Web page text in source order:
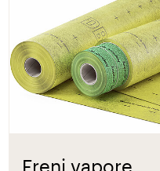
Freni vapore